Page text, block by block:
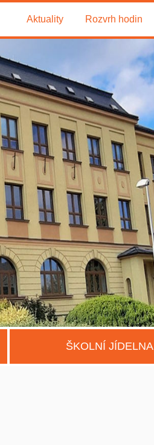
Aktuality Rozvrh hodin
ŠKOLNÍ JÍDELNA